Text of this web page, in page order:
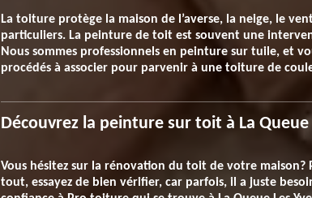
La toiture protège la maison de l’averse, la neige, le
particuliers. La peinture de toit est souvent une
Nous sommes professionnels en peinture sur tuile, et
procédés à associer pour parvenir à une toiture de
Découvrez la peinture sur toit à La Queue
Vous hésitez sur la rénovation du toit de votre
tout, essayez de bien vérifier, car parfois, il a juste